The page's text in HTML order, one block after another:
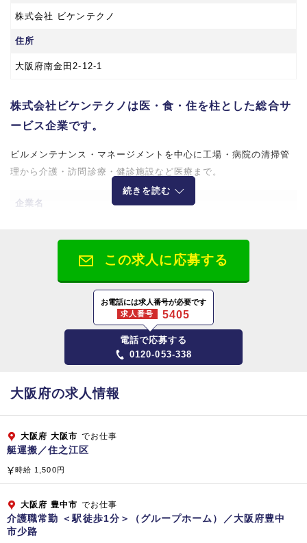
株式会社 ビケンテクノ
住所
大阪府南金田2-12-1
株式会社ビケンテクノは医・食・住を柱とした総合サ
ービス企業です。
ビルメンテナンス・マネージメントを中心に工場・病院の清掃管
理から介護・訪問診療・健診施設など医療まで。
企業名
【大阪本社】
〒564-0044 大阪府吹田市南金田2-12-1
【東京本部】
〒141-0031 東京都品川区西五反田8‐4‐13
五反田JPビルディング 5階
資本金
1,808百万円（平成29年3月現在）
従業員数
コンストラクト＆リフォーム（建物・設備・省エネ提案）
サニテーション（食品製造工場や病院の消毒殺菌）
不動産分譲および管理、水処理装置（開発・販売）
続きを読む
この求人に応募する
お電話には求人番号が必要です
求人番号
5405
電話で応募する
0120-053-338
大阪府の求人情報
大阪府 大阪市 でお仕事
艇運搬／住之江区
時給 1,500円
大阪府 豊中市 でお仕事
介護職常勤 ＜駅徒歩1分＞（グループホーム）／大阪府豊中
市少路